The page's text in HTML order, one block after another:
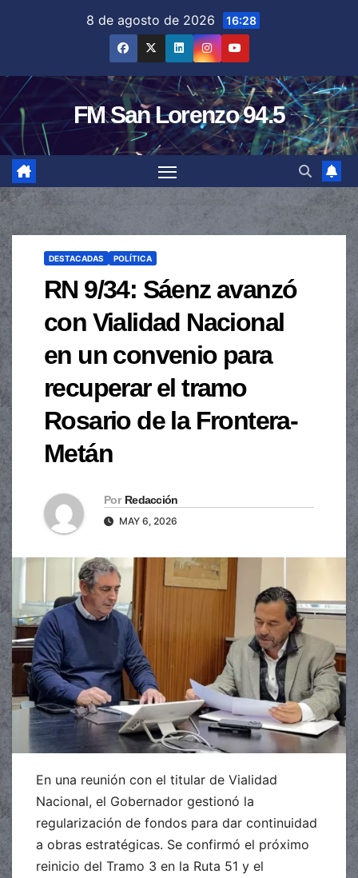
8 de agosto de 2026 16:28
FM San Lorenzo 94.5
DESTACADAS POLÍTICA
RN 9/34: Sáenz avanzó
con Vialidad Nacional
en un convenio para
recuperar el tramo
Rosario de la Frontera-
Metán
Por Redacción
MAY 6, 2026
En una reunión con el titular de Vialidad
Nacional, el Gobernador gestionó la
regularización de fondos para dar continuidad
a obras estratégicas. Se confirmó el próximo
reinicio del Tramo 3 en la Ruta 51 y el